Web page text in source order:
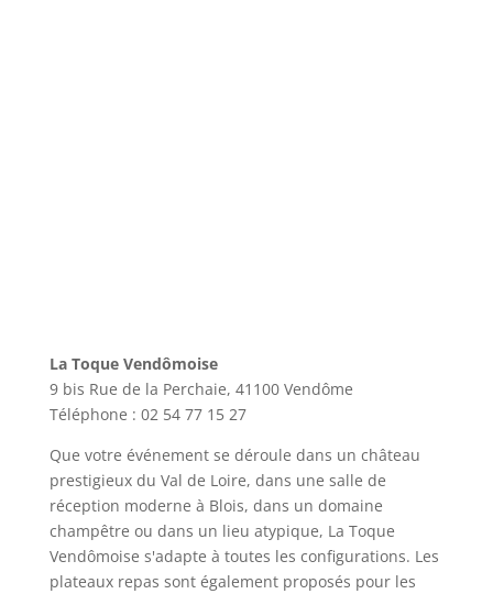
La Toque Vendômoise
9 bis Rue de la Perchaie, 41100 Vendôme
Téléphone : 02 54 77 15 27
Que votre événement se déroule dans un château
prestigieux du Val de Loire, dans une salle de
réception moderne à Blois, dans un domaine
champêtre ou dans un lieu atypique, La Toque
Vendômoise s'adapte à toutes les configurations. Les
plateaux repas sont également proposés pour les